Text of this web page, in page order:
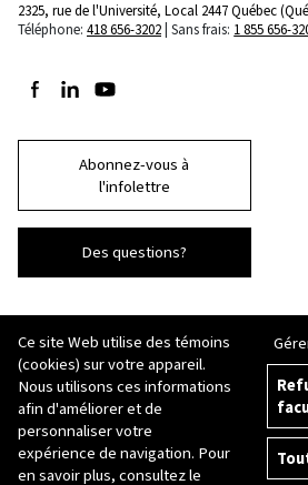
2325, rue de l'Université, Local 2447Québec
Téléphone: 418 656-3202 Sans frais: 1 855 656-
Suivez-nous sur Facebook
Suivez-nous sur LinkedIn
Suivez-nous sur Youtube
Abonnez-vous à
l'infolettre
Des questions?
© 2026 Université Laval
Tous
Conditions générales
Fraude en ligne
Politique de
Ce site Web utilise des témoins
(cookies) sur votre appareil.
Nous utilisons ces informations
afin d'améliorer et de
personnaliser votre
expérience de navigation. Pour
en savoir plus, consultez le